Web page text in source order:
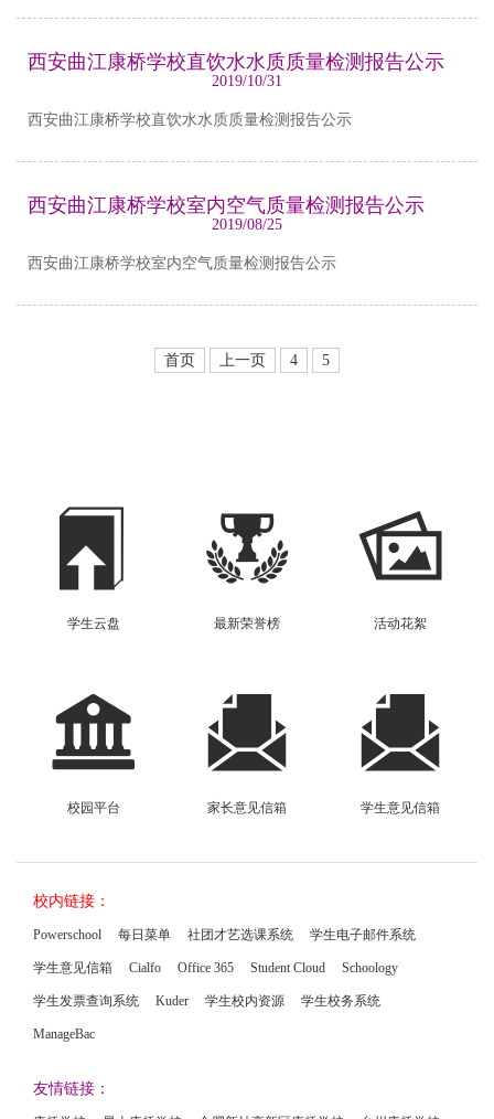
西安曲江康桥学校直饮水水质质量检测报告公示
2019/10/31
西安曲江康桥学校直饮水水质质量检测报告公示
西安曲江康桥学校室内空气质量检测报告公示
2019/08/25
西安曲江康桥学校室内空气质量检测报告公示
首页 上一页 4 5
学生云盘 最新荣誉榜 活动花絮
校园平台 家长意见信箱 学生意见信箱
校内链接：
Powerschool 每日菜单 社团才艺选课系统 学生电子邮件系统
学生意见信箱 Cialfo Office 365 Student Cloud Schoology
学生发票查询系统 Kuder 学生校内资源 学生校务系统
ManageBac
友情链接：